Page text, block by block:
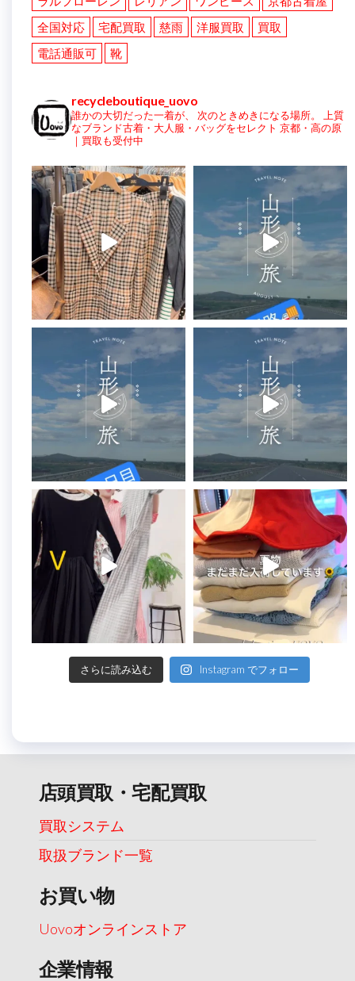
全国対応
宅配買取 慈雨 洋服買取
買取
電話通販可
靴
recycleboutique_uovo
誰かの大切だった一着が、 次のときめきになる場所。
上質
なブランド古着・大人服・バッグをセレクト 京都・高の原
｜買取も受付中
さらに読み込む Instagram でフォロー
店頭買取・宅配買取
買取システム
取扱ブランド一覧
お買い物
Uovoオンラインストア
企業情報